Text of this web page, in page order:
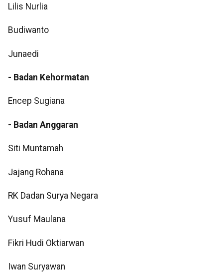
Lilis Nurlia
Budiwanto
Junaedi
- Badan Kehormatan
Encep Sugiana
- Badan Anggaran
Siti Muntamah
Jajang Rohana
RK Dadan Surya Negara
Yusuf Maulana
Fikri Hudi Oktiarwan
Iwan Suryawan